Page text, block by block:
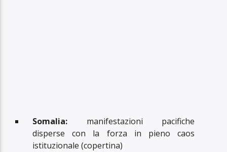
Somalia: manifestazioni pacifiche
disperse con la forza in pieno caos
istituzionale (copertina)